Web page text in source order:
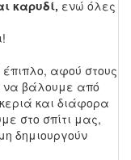
καρυδί, ενώ όλες
αφού στους
να βάλουμε από
και διάφορα
στο σπίτι μας,
δημιουργούν